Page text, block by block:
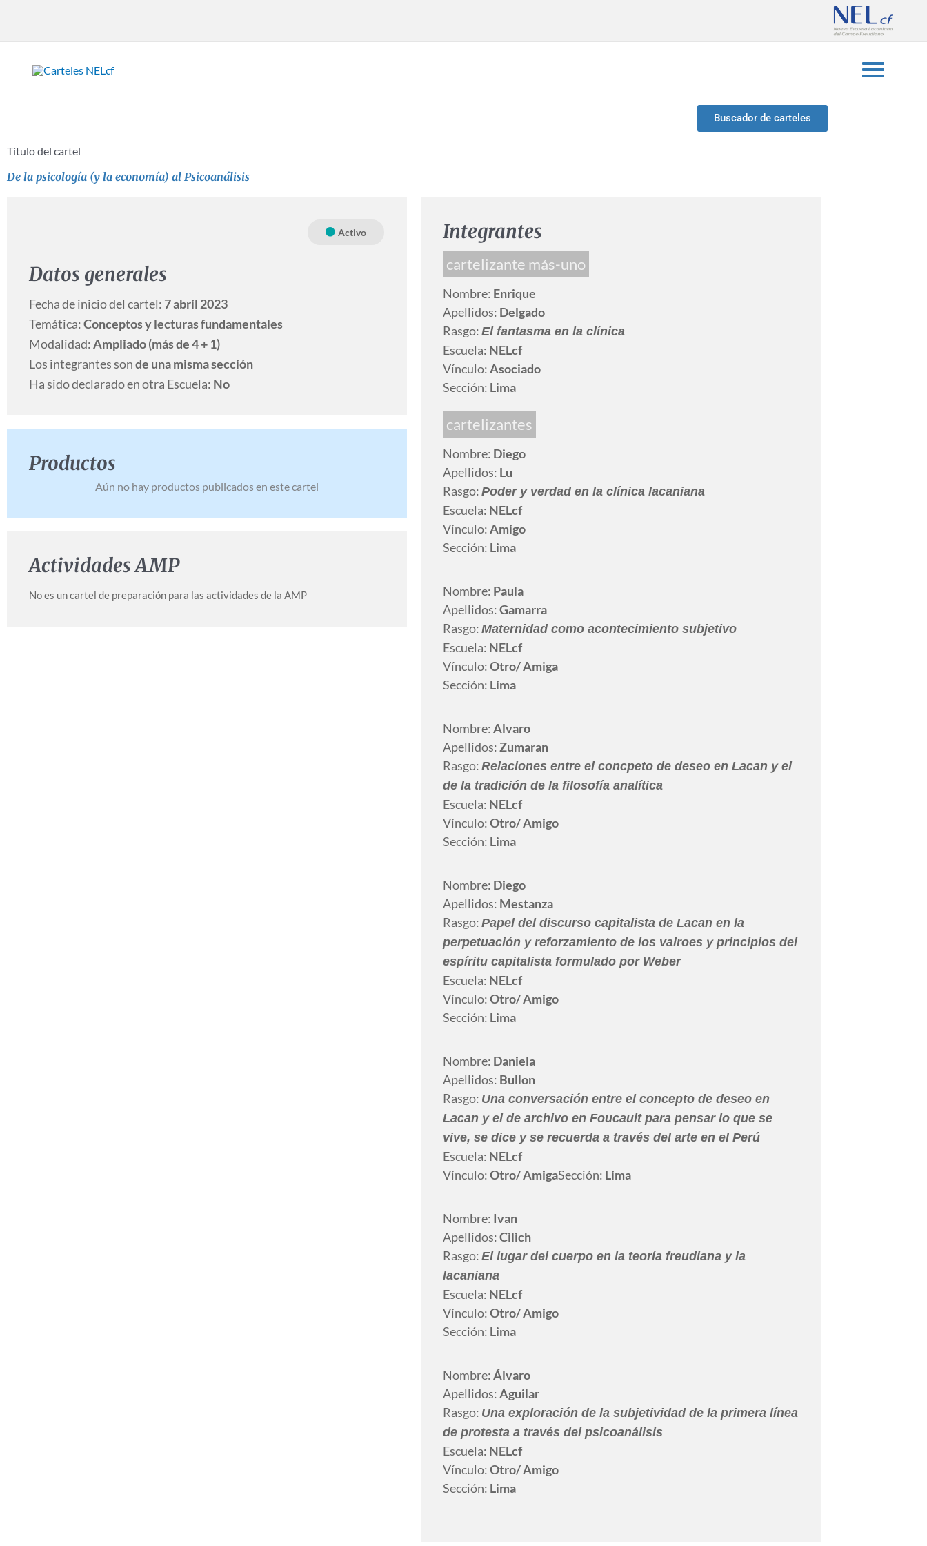
contenido
Buscador de carteles
Título del cartel
De la psicología (y la economía) al Psicoanálisis
Activo
Datos generales
Fecha de inicio del cartel: 7 abril 2023
Temática:Conceptos y lecturas fundamentales
Modalidad:Ampliado (más de 4 + 1)
Los integrantes sonde una misma sección
Ha sido declarado en otra Escuela: No
Productos
Aún no hay productos publicados en este cartel
Actividades AMP
No es un cartel de preparación para las actividades de la AMP
Integrantes
cartelizante más-uno
Nombre: Enrique
Apellidos: Delgado
Rasgo: El fantasma en la clínica
Escuela: NELcf
Vínculo:Asociado
Sección: Lima
cartelizantes
Nombre: Diego
Apellidos: Lu
Rasgo: Poder y verdad en la clínica lacaniana
Escuela: NELcf
Vínculo:Amigo
Sección: Lima
Nombre: Paula
Apellidos:Gamarra
Rasgo: Maternidad como acontecimiento subjetivo
Escuela: NELcf
Vínculo:Otro/ Amiga
Sección: Lima
Nombre:Alvaro
Apellidos:Zumaran
Rasgo: Relaciones entre el concpeto de deseo en Lacan y el
de la tradición de la filosofía analítica
Escuela: NELcf
Vínculo:Otro/ Amigo
Sección: Lima
Nombre: Diego
Apellidos: Mestanza
Rasgo: Papel del discurso capitalista de Lacan en la
perpetuación y reforzamiento de los valroes y principios del
espíritu capitalista formulado por Weber
Escuela: NELcf
Vínculo:Otro/ Amigo
Sección: Lima
Nombre: Daniela
Apellidos: Bullon
Rasgo: Una conversación entre el concepto de deseo en
Lacan y el de archivo en Foucault para pensar lo que se
vive, se dice y se recuerda a través del arte en el Perú
Escuela: NELcf
Vínculo:Otro/ AmigaSección: Lima
Nombre: Ivan
Apellidos:Cilich
Rasgo: El lugar del cuerpo en la teoría freudiana y la
lacaniana
Escuela: NELcf
Vínculo:Otro/ Amigo
Sección: Lima
Nombre:Álvaro
Apellidos:Aguilar
Rasgo: Una exploración de la subjetividad de la primera línea
de protesta a través del psicoanálisis
Escuela: NELcf
Vínculo:Otro/ Amigo
Sección: Lima